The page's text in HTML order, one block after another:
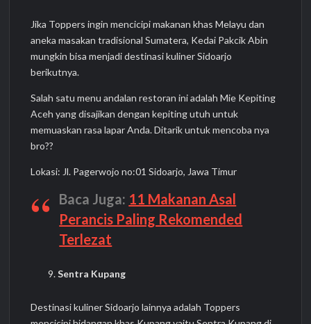
Jika Toppers ingin mencicipi makanan khas Melayu dan
aneka masakan tradisional Sumatera, Kedai Pakcik Abin
mungkin bisa menjadi destinasi kuliner Sidoarjo
berikutnya.
Salah satu menu andalan restoran ini adalah Mie Kepiting
Aceh yang disajikan dengan kepiting utuh untuk
memuaskan rasa lapar Anda. Ditarik untuk mencoba nya
bro??
Lokasi: Jl. Pagerwojo no:01 Sidoarjo, Jawa Timur
Baca Juga: 11 Makanan Asal
Perancis Paling Rekomended
Terlezat
Sentra Kupang
Destinasi kuliner Sidoarjo lainnya adalah Toppers